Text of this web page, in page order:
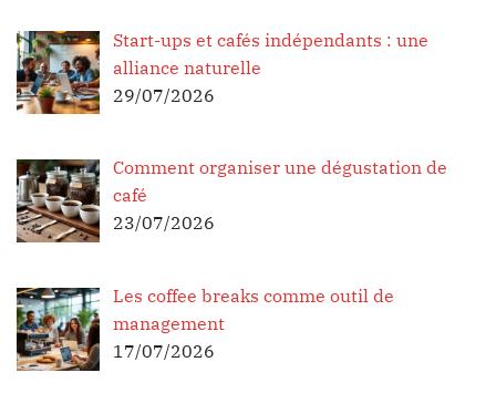
Start-ups et cafés indépendants : une
alliance naturelle
29/07/2026
Comment organiser une dégustation de
café
23/07/2026
Les coffee breaks comme outil de
management
17/07/2026